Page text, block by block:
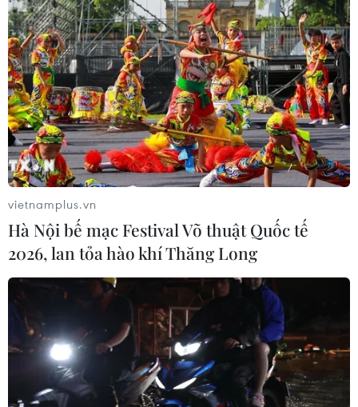
vietnamplus.vn
Hà Nội bế mạc Festival Võ thuật Quốc tế
2026, lan tỏa hào khí Thăng Long